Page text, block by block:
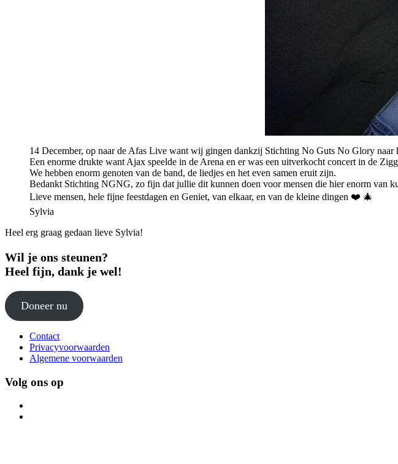
14 December, op naar de Afas Live want wij gingen dankzij Stichting No Guts No Glory naar
Een enorme drukte want Ajax speelde in de Arena en er was een uitverkocht concert in de
We hebben enorm genoten van de band, de liedjes en het even samen eruit zijn.
Bedankt Stichting NGNG, zo fijn dat jullie dit kunnen doen voor mensen die hier enorm van
Lieve mensen, hele fijne feestdagen en Geniet, van elkaar, en van de kleine dingen ❤️ 🎄
Sylvia
Heel erg graag gedaan lieve Sylvia!
Wil je ons steunen?
Heel fijn, dank je wel!
Doneer nu
Contact
Privacyvoorwaarden
Algemene voorwaarden
Volg ons op